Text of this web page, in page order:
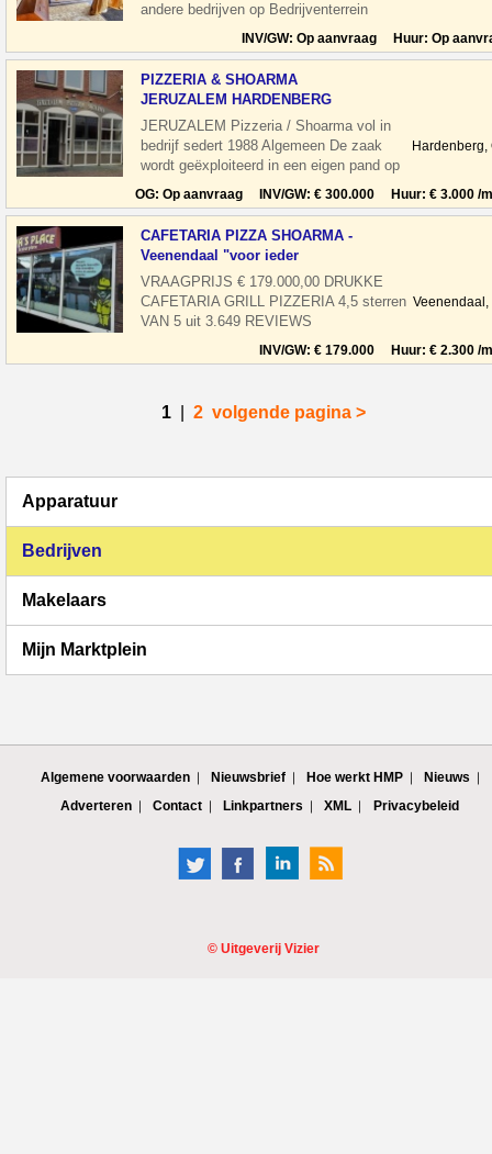
andere bedrijven op Bedrijventerrein
Dollegoor Turfkade Per direct te
betrekken ho
INV/GW: Op aanvraag Huur: Op
PIZZERIA & SHOARMA
JERUZALEM HARDENBERG
JERUZALEM Pizzeria / Shoarma vol in
bedrijf sedert 1988 Algemeen De zaak
wordt geëxploiteerd in een eigen pand op
een geweldige centrum doorloo
Hardenberg,
OG: Op aanvraag INV/GW: € 300.000 Huur: € 3.000 /
CAFETARIA PIZZA SHOARMA -
Veenendaal "voor ieder
VRAAGPRIJS € 179.000,00 DRUKKE
CAFETARIA GRILL PIZZERIA 4,5 sterren
VAN 5 uit 3.649 REVIEWS
THUISBEZORGD.NL Alle beoordelingen
zijn van T
Veenendaal,
INV/GW: € 179.000 Huur: € 2.300 /
1 2 volgende pagina >
Apparatuur
Bedrijven
Makelaars
Mijn Marktplein
Algemene voorwaarden Nieuwsbrief Hoe werkt HMP
Nieuws
Adverteren
Contact Linkpartners XML Privacybeleid
© Uitgeverij Vizier